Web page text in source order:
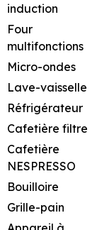
induction
Four
multifonctions
Micro-ondes
Lave-vaisselle
Réfrigérateur
Cafetière filtre
Cafetière
NESPRESSO
Bouilloire
Grille-pain